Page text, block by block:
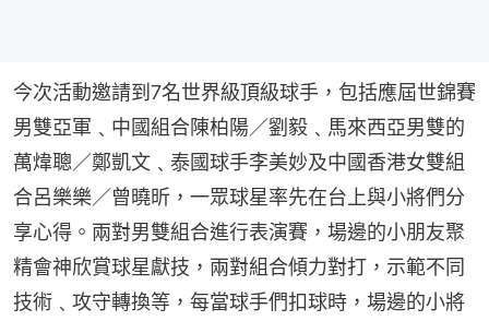
今次活動邀請到7名世界級頂級球手，包括應屆世錦賽
男雙亞軍﹑中國組合陳柏陽／劉毅﹑馬來西亞男雙的
萬煒聰／鄭凱文﹑泰國球手李美妙及中國香港女雙組
合呂樂樂／曾曉昕，一眾球星率先在台上與小將們分
享心得。兩對男雙組合進行表演賽，場邊的小朋友聚
精會神欣賞球星獻技，兩對組合傾力對打，示範不同
技術﹑攻守轉換等，每當球手們扣球時，場邊的小將